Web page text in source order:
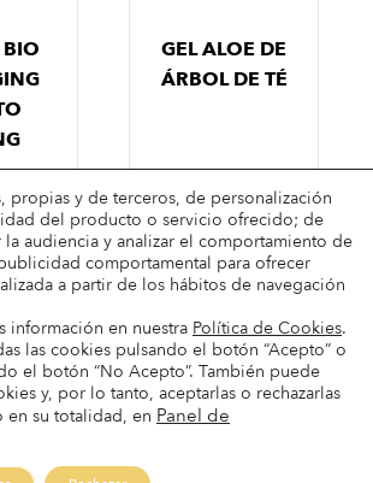
GEL ALOE DE
ÁRBOL DE TÉ
& condiciones
Condiciones de envío
Condiciones de pago
propias y de terceros, de personalización
del producto o servicio ofrecido; de
la audiencia y analizar el comportamiento de
comportamental para ofrecer
a partir de los hábitos de navegación
información en nuestra Política de Cookies.
las cookies pulsando el botón “Acepto” o
el botón “No Acepto”. También puede
y, por lo tanto, aceptarlas o rechazarlas
en su totalidad, en Panel de